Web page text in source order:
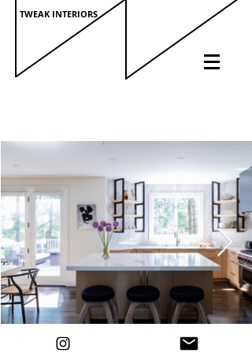
TWEAK INTERIORS